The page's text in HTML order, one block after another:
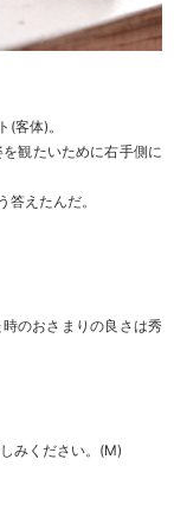
客体)。
観たいために右手側に
えたんだ。
のおさまりの良さは秀
みください。(M)